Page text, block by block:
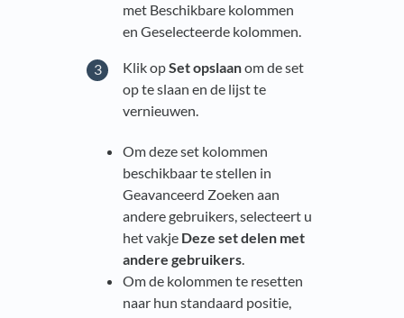
met Beschikbare kolommen
en Geselecteerde kolommen.
Klik opSet opslaanom de set
op te slaan en de lijst te
vernieuwen.
Om deze set kolommen
beschikbaar te stellen in
Geavanceerd Zoeken aan
andere gebruikers, selecteert u
het vakje Deze set delen met
andere gebruikers
Om de kolommen te resetten
naar hun standaard positie,